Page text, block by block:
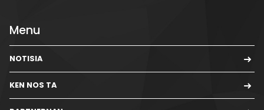
Menu
NOTISIA
KEN NOS TA